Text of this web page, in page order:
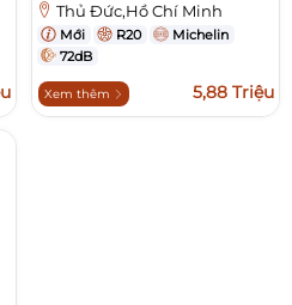
Thủ Đức,Hồ Chí Minh
Mới R20
Michelin
72dB
Xem thêm 5,88 Triệu